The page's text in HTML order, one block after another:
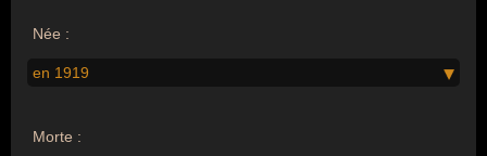
Née :
en 1919
Morte :